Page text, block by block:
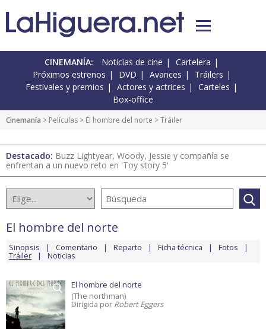
CINEMANÍA: Noticias de cine
Cartelera
Próximos estrenos
DVD Avances
Tráilers
Festivales y premios
Actores y actrices
Carteles
Box-office
Cinemanía > Películas > El hombre del norte > Tráiler
Destacado: Buzz Lightyear, Woody, Jessie y compañía se
enfrentan a un nuevo reto en 'Toy story 5'
El hombre del norte
Sinopsis Comentario Reparto Ficha técnica Fotos
Tráiler Noticias
El hombre del norte
(The northman)
Dirigida por Robert Eggers